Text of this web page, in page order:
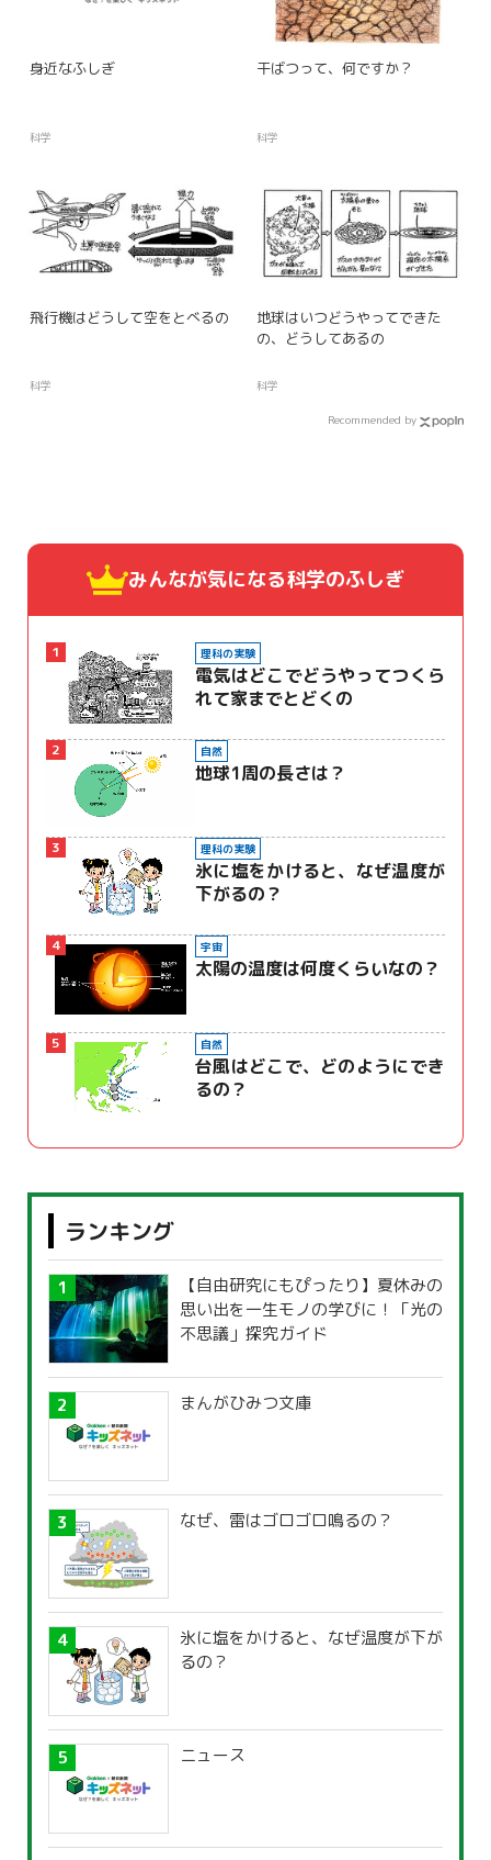
身近なふしぎ
科学
干ばつって、何ですか？
科学
飛行機はどうして空をとべるの
科学
地球はいつどうやってできた
の、どうしてあるの
科学
Recommended by
みんなが気になる科学のふしぎ
1 理科の実験
電気はどこでどうやってつくら
れて家までとどくの
2 自然
地球1周の長さは？
3 理科の実験
氷に塩をかけると、なぜ温度が
下がるの？
4 宇宙
太陽の温度は何度くらいなの？
5 自然
台風はどこで、どのようにでき
るの？
ランキング
【自由研究にもぴったり】夏休みの
思い出を一生モノの学びに！「光の
不思議」探究ガイド
まんがひみつ文庫
なぜ、雷はゴロゴロ鳴るの？
氷に塩をかけると、なぜ温度が下が
るの？
ニュース